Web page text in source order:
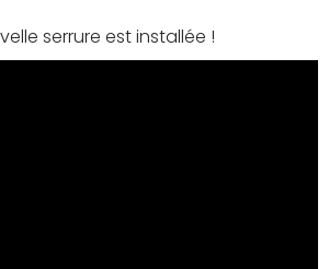
serrure est installée !